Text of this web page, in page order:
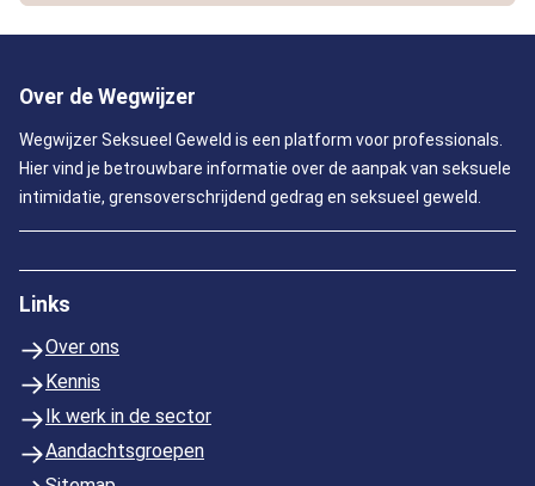
Over de Wegwijzer
Wegwijzer Seksueel Geweld is een platform voor professionals.
Hier vind je betrouwbare informatie over de aanpak van seksuele
intimidatie, grensoverschrijdend gedrag en seksueel geweld.
Links
Over ons
Kennis
Ik werk in de sector
Aandachtsgroepen